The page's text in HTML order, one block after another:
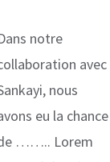
notre
avec
nous
eu la chance
…….. Lorem